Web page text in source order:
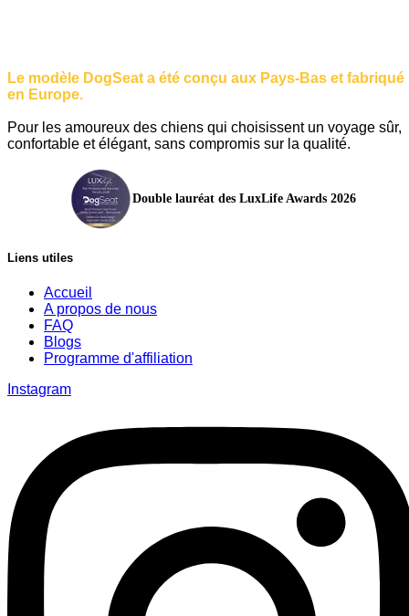
Le modèle DogSeat a été conçu aux Pays-Bas et fabriqué
en Europe.
Pour les amoureux des chiens qui choisissent un voyage sûr,
confortable et élégant, sans compromis sur la qualité.
Double lauréat des LuxLife Awards 2026
Liens utiles
Accueil
A propos de nous
FAQ
Blogs
Programme d'affiliation
Instagram